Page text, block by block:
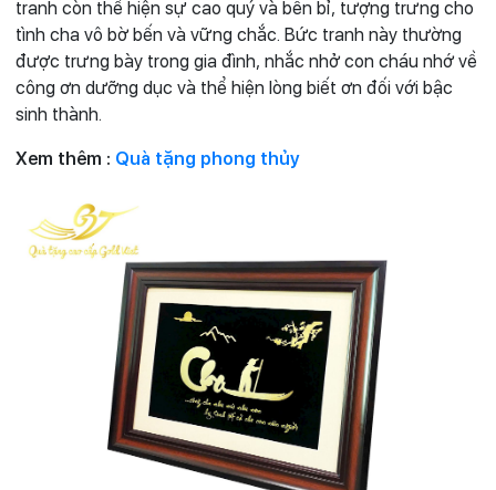
tranh còn thể hiện sự cao quý và bền bỉ, tượng trưng cho
tình cha vô bờ bến và vững chắc. Bức tranh này thường
được trưng bày trong gia đình, nhắc nhở con cháu nhớ về
công ơn dưỡng dục và thể hiện lòng biết ơn đối với bậc
sinh thành.
Xem thêm : Quà tặng phong thủy